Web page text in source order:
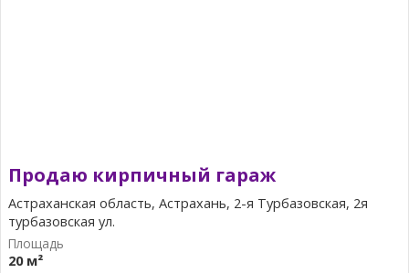
Продаю кирпичный гараж
Астраханская область, Астрахань, 2-я Турбазовская, 2я
турбазовская ул.
20 м²